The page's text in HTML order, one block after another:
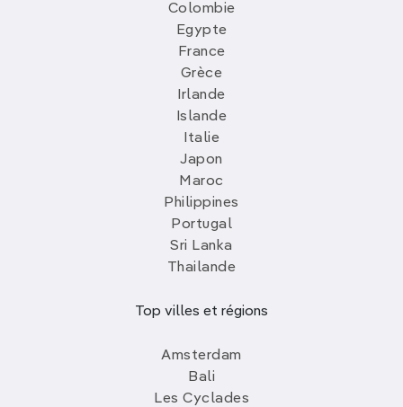
Colombie
Egypte
France
Grèce
Irlande
Islande
Italie
Japon
Maroc
Philippines
Portugal
Sri Lanka
Thailande
Top villes et régions
Amsterdam
Bali
Les Cyclades